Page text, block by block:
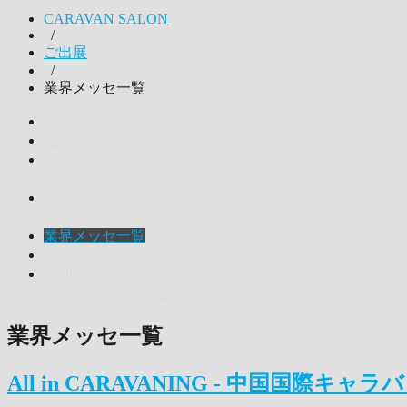
CARAVAN SALON
/
ご出展
/
業界メッセ一覧
業界メッセ一覧
業界メッセ一覧
All in CARAVANING - 中国国際キャラ